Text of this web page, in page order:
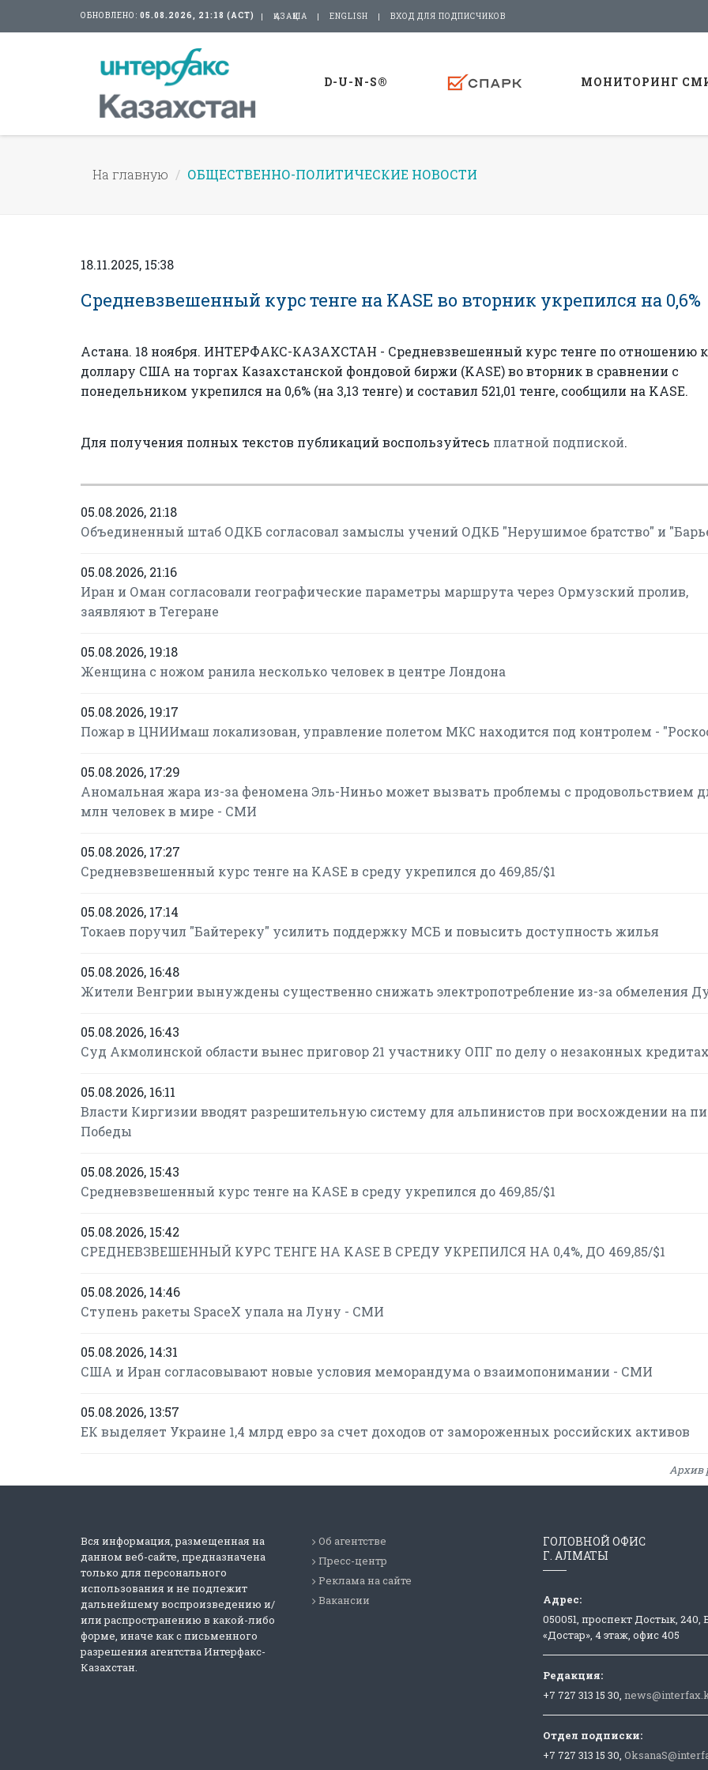
ОБНОВЛЕНО: 05.08.2026, 21:18 (АСТ) ҚАЗАҚША ENGLISH ВХОД ДЛЯ ПОДПИСЧИКОВ
D-U-N-S® МОНИТОРИНГ
На главную ОБЩЕСТВЕННО-ПОЛИТИЧЕСКИЕ НОВОСТИ
18.11.2025, 15:38
Средневзвешенный курс тенге на KASE во вторник укрепился на 0,6%
Астана. 18 ноября. ИНТЕРФАКС-КАЗАХСТАН - Средневзвешенный курс тенге по отношению к
доллару США на торгах Казахстанской фондовой биржи (KASE) во вторник в сравнении с
понедельником укрепился на 0,6% (на 3,13 тенге) и составил 521,01 тенге, сообщили на KASE.
Для получения полных текстов публикаций воспользуйтесь платной подпиской.
05.08.2026, 21:18
Объединенный штаб ОДКБ согласовал замыслы учений ОДКБ "Нерушимое братство" и
05.08.2026, 21:16
Иран и Оман согласовали географические параметры маршрута через Ормузский пролив,
заявляют в Тегеране
05.08.2026, 19:18
Женщина с ножом ранила несколько человек в центре Лондона
05.08.2026, 19:17
Пожар в ЦНИИмаш локализован, управление полетом МКС находится под контролем -
05.08.2026, 17:29
Аномальная жара из-за феномена Эль-Ниньо может вызвать проблемы с продовольствием
млн человек в мире - СМИ
05.08.2026, 17:27
Средневзвешенный курс тенге на KASE в среду укрепился до 469,85/$1
05.08.2026, 17:14
Токаев поручил "Байтереку" усилить поддержку МСБ и повысить доступность жилья
05.08.2026, 16:48
Жители Венгрии вынуждены существенно снижать электропотребление из-за обмеления
05.08.2026, 16:43
Суд Акмолинской области вынес приговор 21 участнику ОПГ по делу о незаконных
05.08.2026, 16:11
Власти Киргизии вводят разрешительную систему для альпинистов при восхождении на
Победы
05.08.2026, 15:43
Средневзвешенный курс тенге на KASE в среду укрепился до 469,85/$1
05.08.2026, 15:42
СРЕДНЕВЗВЕШЕННЫЙ КУРС ТЕНГЕ НА KASE В СРЕДУ УКРЕПИЛСЯ НА 0,4%, ДО 469,85/$1
05.08.2026, 14:46
Ступень ракеты SpaceX упала на Луну - СМИ
05.08.2026, 14:31
США и Иран согласовывают новые условия меморандума о взаимопонимании - СМИ
05.08.2026, 13:57
ЕК выделяет Украине 1,4 млрд евро за счет доходов от замороженных российских активов
Архив
Вся информация, размещенная на
данном веб-сайте, предназначена
только для персонального
использования и не подлежит
дальнейшему воспроизведению и/
или распространению в какой-либо
форме, иначе как с письменного
разрешения агентства Интерфакс-
Казахстан.
Об агентстве
Пресс-центр
Реклама на сайте
Вакансии
ГОЛОВНОЙ ОФИС
Г. АЛМАТЫ
Адрес:
050051, проспект Достык, 240,
«Достар», 4 этаж, офис 405
Редакция:
+7 727 313 15 30,
Отдел подписки:
+7 727 313 15 30,